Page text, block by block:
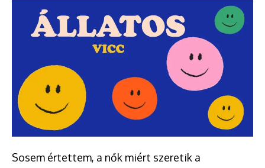
Sosem értettem, a nők miért szeretik a